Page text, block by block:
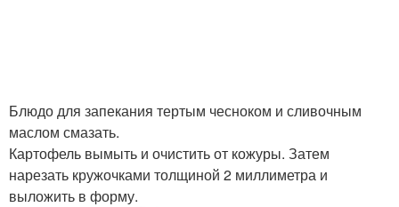
Блюдо для запекания тертым чесноком и сливочным
маслом смазать.
Картофель вымыть и очистить от кожуры. Затем
нарезать кружочками толщиной 2 миллиметра и
выложить в форму.